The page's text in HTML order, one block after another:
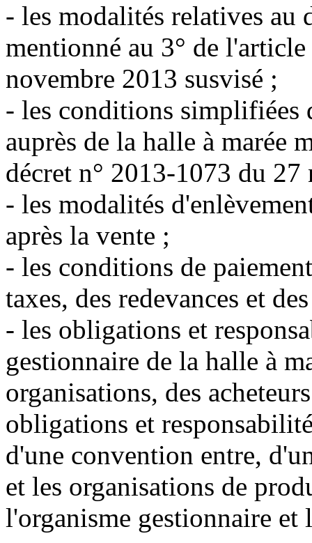
- les modalités relatives au
mentionné au 3° de
novembre 2013 susvisé ;
- les conditions simplifiées
auprès de la halle à marée
décret n° 2013-1073 du
- les modalités
après la vente ;
- les conditions de
taxes, des redevances et
- les obligations et
gestionnaire de la halle à
organisations, des
obligations et
d'une convention entre,
et les organisations de
l'organisme gestionnaire et